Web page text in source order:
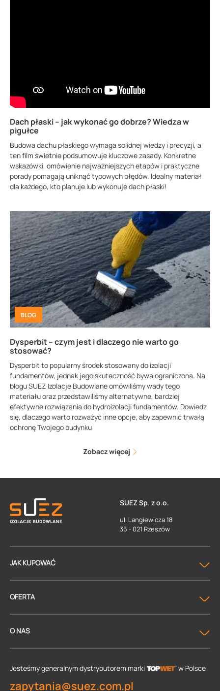
Dach płaski – jak wykonać go dobrze? Wiedza w
pigułce
Budowa dachu płaskiego wymaga solidnej wiedzy i precyzji, a
ten film świetnie podsumowuje kluczowe zasady. Konkretne
wskazówki, omówienie najważniejszych etapów i praktyczne
porady pomagają uniknąć typowych błędów. Idealny materiał
dla każdego, kto planuje lub wykonuje dach płaski!
BLOG
Dysperbit – czym jest i dlaczego nie warto go
stosować?
Dysperbit to popularny środek stosowany do izolacji
fundamentów, jednak jego skuteczność bywa ograniczona. Na
blogu SUEZ Izolacje Budowlane omówiliśmy wady tego
materiału oraz przedstawiliśmy alternatywne, bardziej
efektywne rozwiązania do hydroizolacji fundamentów. Dowiedz
się, dlaczego warto rozważyć inne opcje, aby zapewnić trwałą
ochronę Twojego budynku
Zobacz więcej
SUEZ Sp. z o.o.
ul. Langiewicza 18
35 - 021 Rzeszów
JAK KUPOWAĆ
OFERTA
O NAS
Jesteśmy generalnym dystrybutorem marki w Polsce
zapytania@suez.com.pl